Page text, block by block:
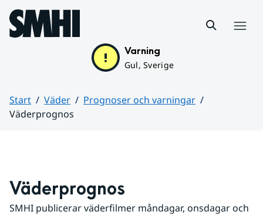
Hoppa till sidans innehåll
Varning
Gul, Sverige
Start Väder
Prognoser och varningar
Väderprognos
Väderprognos
SMHI publicerar väderfilmer måndagar, onsdagar och